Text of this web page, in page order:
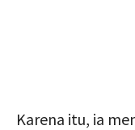
Karena itu, ia